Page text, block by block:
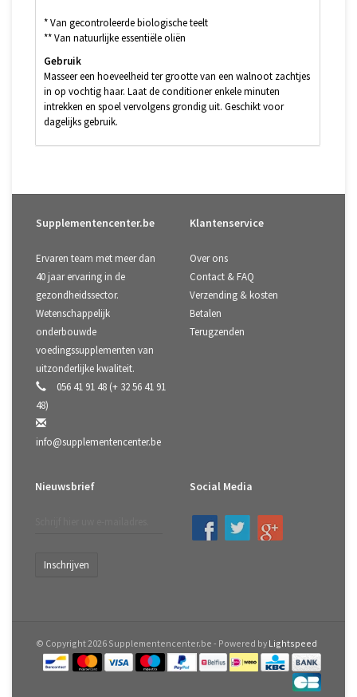
* Van gecontroleerde biologische teelt
** Van natuurlijke essentiële oliën
Gebruik
Masseer een hoeveelheid ter grootte van een walnoot zachtjes
in op vochtig haar. Laat de conditioner enkele minuten
intrekken en spoel vervolgens grondig uit. Geschikt voor
dagelijks gebruik.
Supplementencenter.be
Ervaren team met meer dan
40 jaar ervaring in de
gezondheidssector.
Wetenschappelijk
onderbouwde
voedingssupplementen van
uitzonderlijke kwaliteit.
056 41 91 48 (+ 32 56 41 91
48)
info@supplementencenter.be
Klantenservice
Over ons
Contact & FAQ
Verzending & kosten
Betalen
Terugzenden
Nieuwsbrief
Inschrijven
Social Media
© Copyright 2026 Supplementencenter.be - Powered by Lightspeed